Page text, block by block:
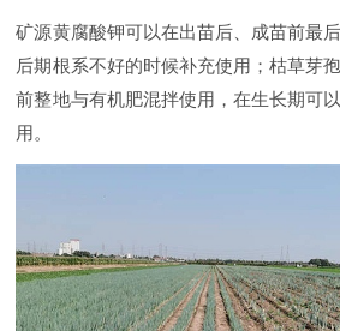
矿源黄腐酸钾可以在出苗后、成苗前最
后期根系不好的时候补充使用；枯草芽
前整地与有机肥混拌使用，在生长期可
用。